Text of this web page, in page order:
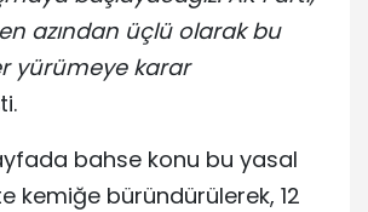
en azından üçlü olarak bu
yürümeye karar
bahse konu bu yasal
kemiğe büründürülerek, 12